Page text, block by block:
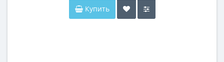
Купить